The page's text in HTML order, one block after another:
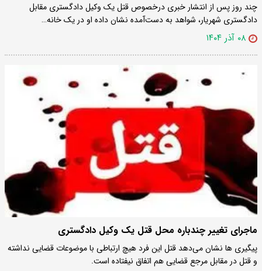
چند روز پس از انتشار خبری درخصوص قتل یک وکیل دادگستری مقابل
دادگستری شهریار، شواهد به دست‌آمده نشان داده او در یک خانه…
۰۸ آذر ۱۴۰۴
ماجرای تغییر چندباره محل قتل یک وکیل دادگستری
پیگیری ها نشان می‌دهد قتل این فرد هیچ ارتباطی با موضوعات قضایی نداشته
و قتل در مقابل مرجع قضایی هم اتفاق نیفتاده است.